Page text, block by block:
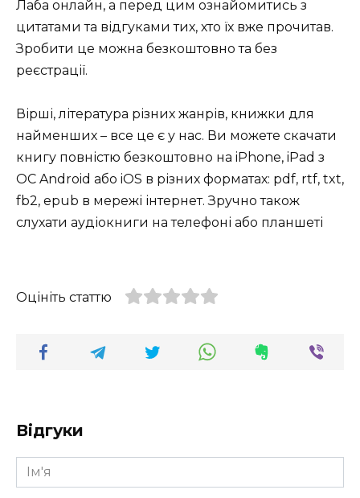
Лаба онлайн, а перед цим ознайомитись з
цитатами та відгуками тих, хто їх вже прочитав.
Зробити це можна безкоштовно та без
реєстрації.
Вірші, література різних жанрів, книжки для
найменших – все це є у нас. Ви можете скачати
книгу повністю безкоштовно на iPhone, iPad з
ОС Android або iOS в різних форматах: pdf, rtf, txt,
fb2, epub в мережі інтернет. Зручно також
слухати аудіокниги на телефоні або планшеті
Оцініть статтю
Відгуки
Ім'я
*